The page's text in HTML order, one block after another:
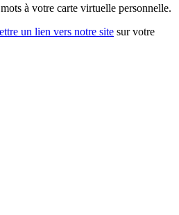
à votre carte virtuelle personnelle.
un lien vers notre site sur votre